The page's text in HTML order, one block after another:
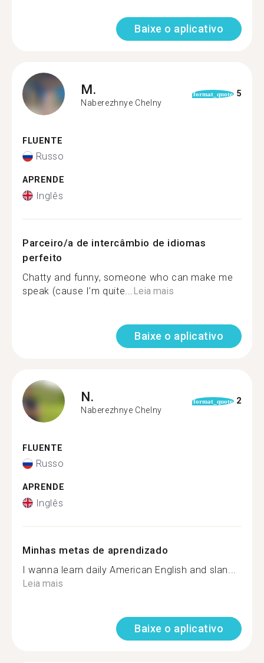
Baixe o aplicativo
M.
Naberezhnye Chelny
format_quote 5
FLUENTE
Russo
APRENDE
Inglês
Parceiro/a de intercâmbio de idiomas
perfeito
Chatty and funny, someone who can make me
speak (cause I’m quite... Leia mais
Baixe o aplicativo
N.
Naberezhnye Chelny
format_quote 2
FLUENTE
Russo
APRENDE
Inglês
Minhas metas de aprendizado
I wanna learn daily American English and slan...
Leia mais
Baixe o aplicativo